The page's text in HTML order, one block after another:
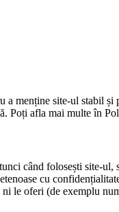
menține site‑ul stabil
Poți afla mai multe în
când folosești
cu
le oferi (de exemplu